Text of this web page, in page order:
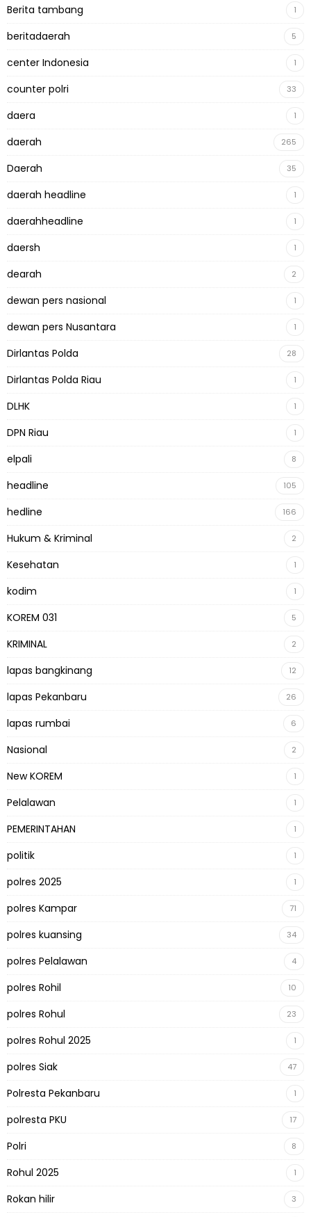
Berita tambang 1
beritadaerah 5
center Indonesia 1
counter polri 33
daera 1
daerah 265
Daerah 35
daerah headline 1
daerahheadline 1
daersh 1
dearah 2
dewan pers nasional 1
dewan pers Nusantara 1
Dirlantas Polda 28
Dirlantas Polda Riau 1
DLHK 1
DPN Riau 1
elpali 8
headline 105
hedline 166
Hukum & Kriminal 2
Kesehatan 1
kodim 1
KOREM 031 5
KRIMINAL 2
lapas bangkinang 12
lapas Pekanbaru 26
lapas rumbai 6
Nasional 2
New KOREM 1
Pelalawan 1
PEMERINTAHAN 1
politik 1
polres 2025 1
polres Kampar 71
polres kuansing 34
polres Pelalawan 4
polres Rohil 10
polres Rohul 23
polres Rohul 2025 1
polres Siak 47
Polresta Pekanbaru 1
polresta PKU 17
Polri 8
Rohul 2025 1
Rokan hilir 3